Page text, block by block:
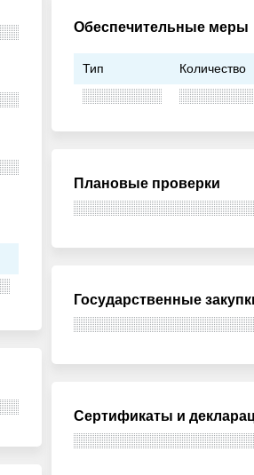
Обеспечительные меры
Тип Количество
Плановые проверки
Государственные
Сертификаты и